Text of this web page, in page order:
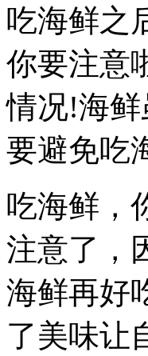
吃海鲜之
你要注意
情况!海
要避免吃
吃海鲜，
注意了，
海鲜再好
了美味让